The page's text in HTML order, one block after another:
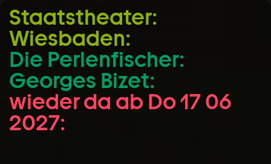
Zum Hauptinhalt springen
Zum Footer springen
Staatstheater:
Wiesbaden:
Die Perlen­fischer:
Georges Bizet:
wieder da ab Do 17 06
2027: